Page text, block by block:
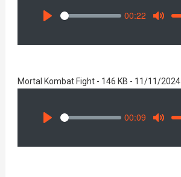
Seek
00:22
Mortal Kombat Fight - 146 KB - 11/11/2024
Seek
00:09